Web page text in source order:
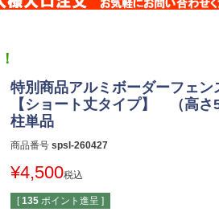
特別商品アルミボーダーフェン
【ショート丈タイプ】 （高
柱単品
商品番号 spsl-260427
¥4,500税込
[ 135 ポイント進呈 ]